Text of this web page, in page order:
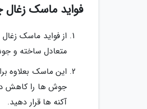
فواید ماسک
از فواید ماسک
متعادل ساخته و
این ماسک بعلاوه
جوش ها را کاهش
آکنه ها قرار دهید.